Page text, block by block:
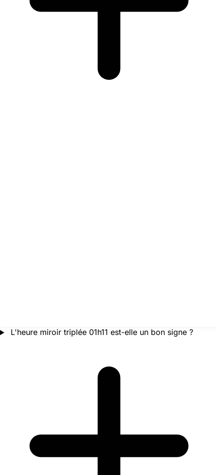
L'heure miroir triplée 01h11 est-elle un bon signe ?